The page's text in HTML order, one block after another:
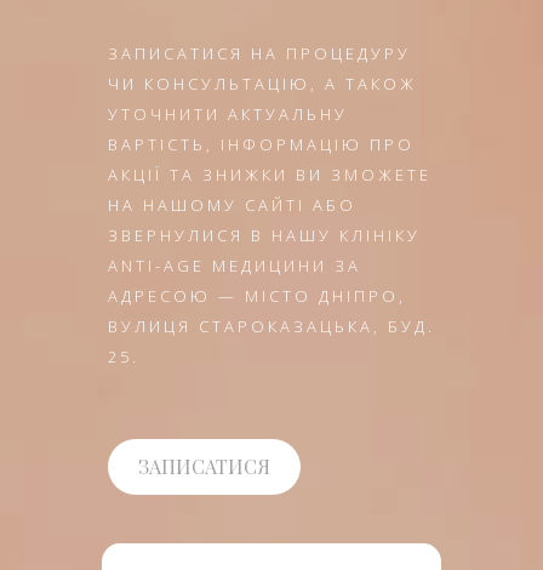
ЗАПИСАТИСЯ НА ПРОЦЕДУРУ
ЧИ КОНСУЛЬТАЦІЮ, А ТАКОЖ
УТОЧНИТИ АКТУАЛЬНУ
ВАРТІСТЬ, ІНФОРМАЦІЮ ПРО
АКЦІЇ ТА ЗНИЖКИ ВИ ЗМОЖЕТЕ
НА НАШОМУ САЙТІ АБО
ЗВЕРНУЛИСЯ В НАШУ КЛІНІКУ
ANTI-AGE МЕДИЦИНИ ЗА
АДРЕСОЮ — МІСТО ДНІПРО,
ВУЛИЦЯ СТАРОКАЗАЦЬКА, БУД.
25.
ЗАПИСАТИСЯ